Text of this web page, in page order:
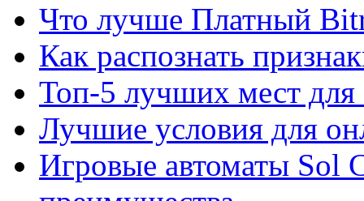
Что лучше Платный
Как распознать
Топ-5 лучших мест для
Лучшие условия для
Игровые автоматы Sol